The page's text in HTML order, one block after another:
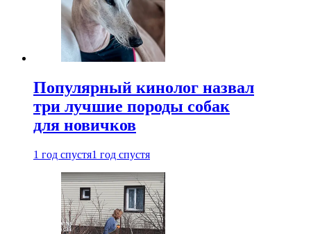
Популярный кинолог назвал
три лучшие породы собак
для новичков
1 год спустя1 год спустя